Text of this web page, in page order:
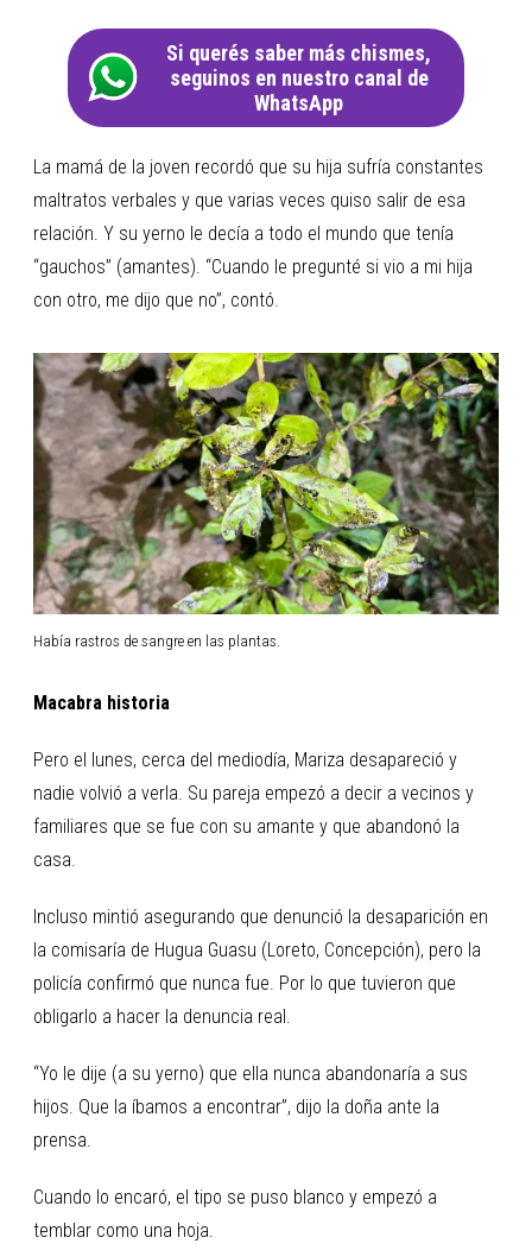
Si querés saber más chismes,
seguinos en nuestro canal de
WhatsApp
La mamá de la joven recordó que su hija sufría constantes
maltratos verbales y que varias veces quiso salir de esa
relación. Y su yerno le decía a todo el mundo que tenía
“gauchos” (amantes). “Cuando le pregunté si vio a mi hija
con otro, me dijo que no”, contó.
Había rastros de sangre en las plantas.
Macabra historia
Pero el lunes, cerca del mediodía, Mariza desapareció y
nadie volvió a verla. Su pareja empezó a decir a vecinos y
familiares que se fue con su amante y que abandonó la
casa.
Incluso mintió asegurando que denunció la desaparición en
la comisaría de Hugua Guasu (Loreto, Concepción), pero la
policía confirmó que nunca fue. Por lo que tuvieron que
obligarlo a hacer la denuncia real.
“Yo le dije (a su yerno) que ella nunca abandonaría a sus
hijos. Que la íbamos a encontrar”, dijo la doña ante la
prensa.
Cuando lo encaró, el tipo se puso blanco y empezó a
temblar como una hoja.